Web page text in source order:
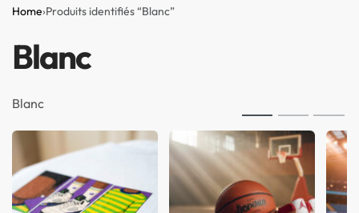
Home›Produits identifiés “Blanc”
Blanc
Blanc